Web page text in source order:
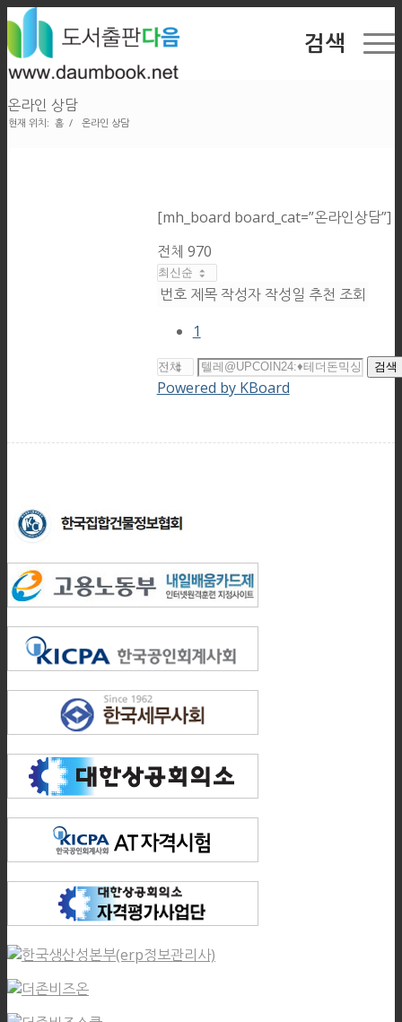
검색
온라인 상담
현재 위치: 홈 / 온라인 상담
[mh_board board_cat=”온라인상담”]
전체 970
번호 제목 작성자 작성일 추천 조회
1
검색
Powered by KBoard